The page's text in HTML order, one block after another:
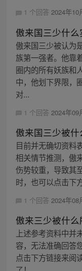
1 个回答 2024年10
傲来国三少什么
傲来国三少被认为
族第一强者。他靠
圈内的所有妖族和
中，他划下界限，
对...
1 个回答 2024年09
傲来国三少被
目前并无确切资料
相关情节推测，傲
伤势较重，导致其
时，也可以点击下
1 个回答 2024年08
傲来三少被什么
上述参考资料中并
容，无法准确回答
点击下方链接来阅